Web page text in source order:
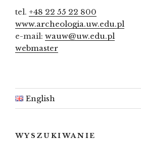
tel. +48 22 55 22 800
www.archeologia.uw.edu.pl
e-mail: wauw@uw.edu.pl
webmaster
English
WYSZUKIWANIE